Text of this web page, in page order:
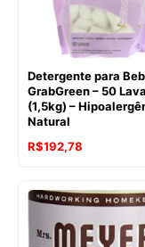
Detergente para
GrabGreen – 50
(1,5kg) –
Natural
O
original
R$201,50.
R$192,78
atual
R$192,78.